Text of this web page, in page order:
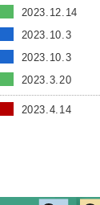
2023.12.14
2023.10.3
2023.10.3
2023.3.20
2023.4.14